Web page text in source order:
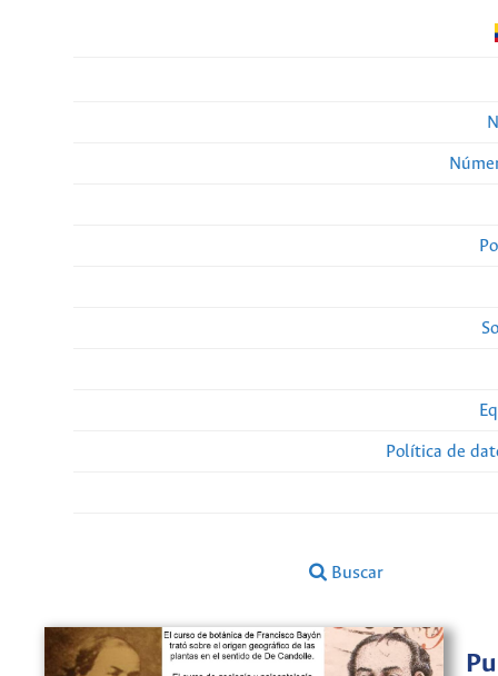
Política de
Buscar